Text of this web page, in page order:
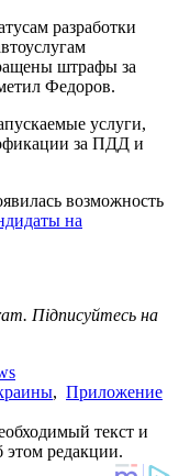
разработки
штрафы за
Федоров.
услуги,
за ПДД и
возможность
на
Підписуйтесь на
, Приложение
текст и
редакции.